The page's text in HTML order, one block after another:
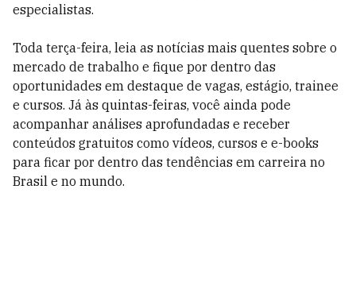
especialistas.
Toda terça-feira, leia as notícias mais quentes sobre o
mercado de trabalho e fique por dentro das
oportunidades em destaque de vagas, estágio, trainee
e cursos. Já às quintas-feiras, você ainda pode
acompanhar análises aprofundadas e receber
conteúdos gratuitos como vídeos, cursos e e-books
para ficar por dentro das tendências em carreira no
Brasil e no mundo.